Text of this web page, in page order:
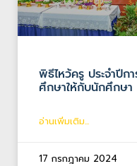
พิธีไหว้ครู ประจำปีก
ศึกษาให้กับนักศึกษา
อ่านเพิ่มเติม...
17 กรกฎาคม 2024